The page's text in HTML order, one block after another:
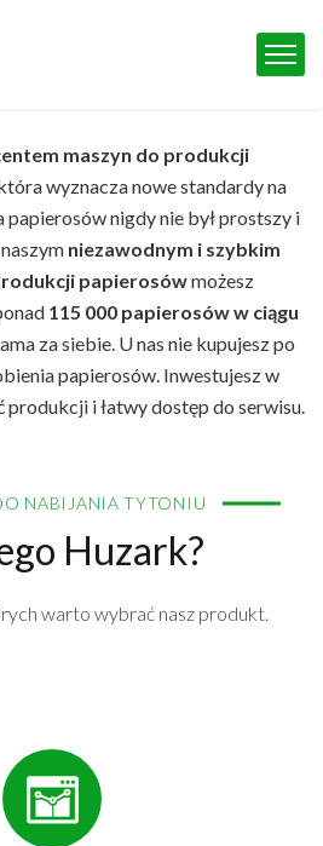
maszyn do produkcji
wyznacza nowe standardy na
nigdy nie był prostszy i
niezawodnym i szybkim
papierosówmożesz
115 000 papierosów w ciągu
za siebie. U nas nie kupujesz po
papierosów. Inwestujesz w
produkcji i łatwy dostęp do serwisu.
NABIJANIA TYTONIU
Huzark?
warto wybrać nasz produkt.